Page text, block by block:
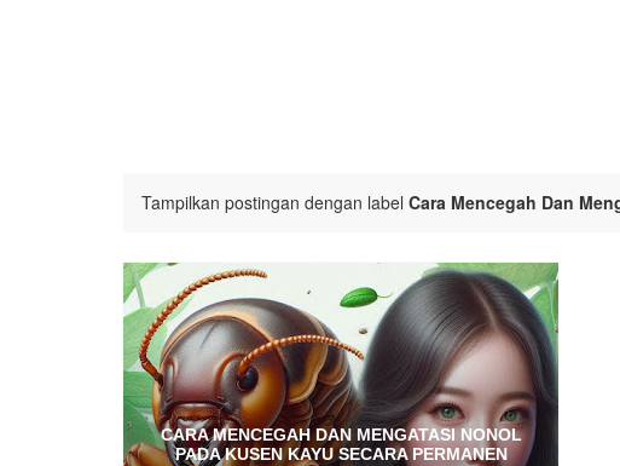
Tampilkan postingan dengan label Cara Mencegah Dan
CARA MENCEGAH DAN MENGATASI NONOL
PADA KUSEN KAYU SECARA PERMANEN